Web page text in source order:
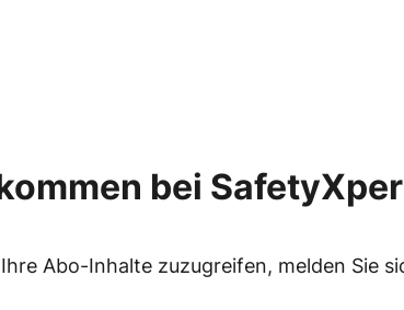
bei
Abo-Inhalte zuzugreifen, melden Sie